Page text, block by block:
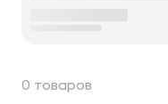
0 товаров